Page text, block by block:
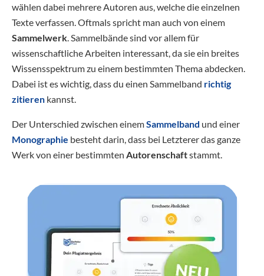
wählen dabei mehrere Autoren aus, welche die einzelnen
Texte verfassen. Oftmals spricht man auch von einem
Sammelwerk. Sammelbände sind vor allem für
wissenschaftliche Arbeiten interessant, da sie ein breites
Wissensspektrum zu einem bestimmten Thema abdecken.
Dabei ist es wichtig, dass du einen Sammelband richtig
zitieren kannst.
Der Unterschied zwischen einemSammelband und einer
Monographie besteht darin, dass bei Letzterer das ganze
Werk von einer bestimmten Autorenschaftstammt.